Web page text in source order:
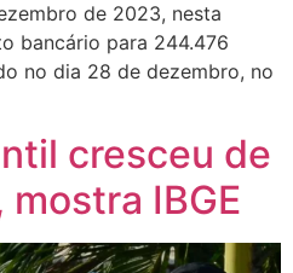
de 2023, nesta
bancário para 244.476
no dia 28 de dezembro, no
cresceu de
IBGE